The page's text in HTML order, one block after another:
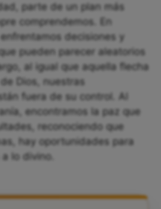
parte de un plan más
comprendemos. En
decisiones y
pueden parecer aleatorios
al igual que aquella flecha
Dios, nuestras
fuera de su control. Al
encontramos la paz que
reconociendo que
hay oportunidades para
lo divino.